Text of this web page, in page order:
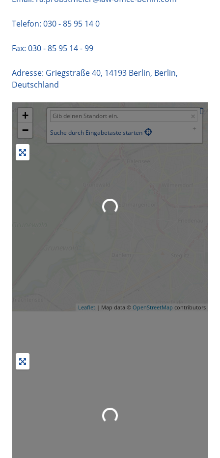
Telefon: 030 - 85 95 14 0
Fax: 030 - 85 95 14 - 99
Adresse: Griegstraße 40, 14193 Berlin, Berlin,
Deutschland
+
−
Suche durch Eingabetaste starten
Leaflet | Map data © OpenStreetMap contributors
Wird geladen …
Wird geladen …